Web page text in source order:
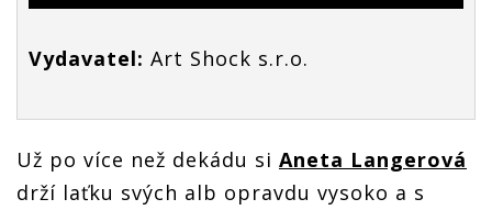
Vydavatel: Art Shock s.r.o.
Už po více než dekádu si Aneta Langerová
drží laťku svých alb opravdu vysoko a s